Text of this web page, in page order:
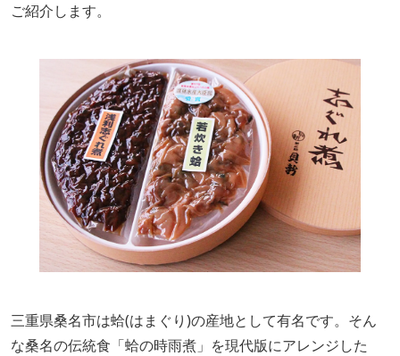
ご紹介します。
三重県桑名市は蛤(はまぐり)の産地として有名です。そん
な桑名の伝統食「蛤の時雨煮」を現代版にアレンジした